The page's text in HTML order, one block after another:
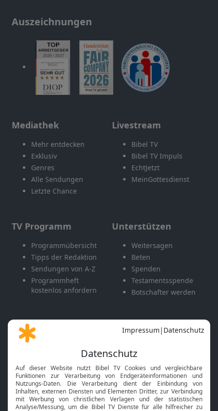
Auszeichnungen
Mediathek
Mehr entdecken
Exklusiv
Genres
Alle Sendungen
Letzte Chance
Livestream
Bibel TV
Bibel TV Impuls
EchtJetzt
MeinGottesdienst
TV Programm
Programmübersicht
Tipps der Redaktion
Sendungen von A-Z
Programmheft
kostenlos anfordern
Unterstützen
Weitersagen
Beten
Spenden
Testamentsspende
Botschafter werden
Themen
Interviews
Neuigkeiten
Apps & Angebote
Mobile App
Kids App
Smart TV
HbbTV
Bibelthek Online-Bibel